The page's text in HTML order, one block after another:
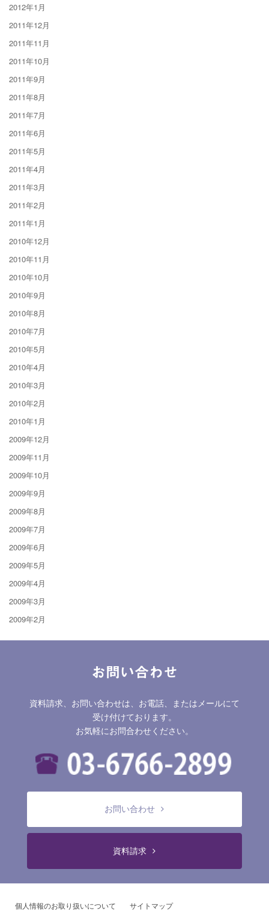
2012年1月
2011年12月
2011年11月
2011年10月
2011年9月
2011年8月
2011年7月
2011年6月
2011年5月
2011年4月
2011年3月
2011年2月
2011年1月
2010年12月
2010年11月
2010年10月
2010年9月
2010年8月
2010年7月
2010年5月
2010年4月
2010年3月
2010年2月
2010年1月
2009年12月
2009年11月
2009年10月
2009年9月
2009年8月
2009年7月
2009年6月
2009年5月
2009年4月
2009年3月
2009年2月
お問い合わせ
資料請求、お問い合わせは、お電話、またはメールにて
受け付けております。
お気軽にお問合わせください。
お問い合わせ
資料請求
個人情報のお取り扱いについて サイトマップ